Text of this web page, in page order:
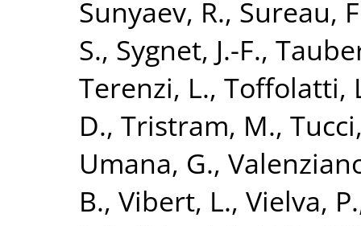
Sunyaev, R., Sureau,
S., Sygnet, J.-F.,
Terenzi, L., Toffolatti,
D., Tristram, M.,
Umana, G.,
B., Vibert, L., Vielva, P.